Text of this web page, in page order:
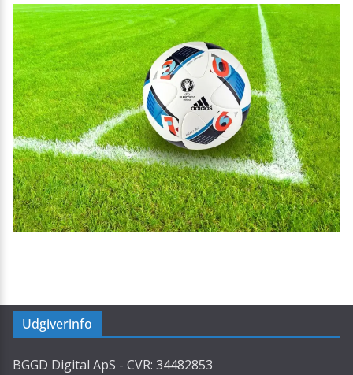
Udgiverinfo
BGGD Digital ApS - CVR: 34482853